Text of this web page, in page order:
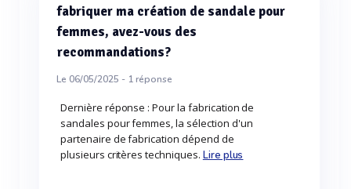
fabriquer ma création de sandale pour
femmes, avez-vous des
recommandations?
Le 06/05/2025 - 1réponse
Dernière réponse : Pour la fabrication de
sandales pour femmes, la sélection d'un
partenaire de fabrication dépend de
plusieurs critères techniques. Lire plus